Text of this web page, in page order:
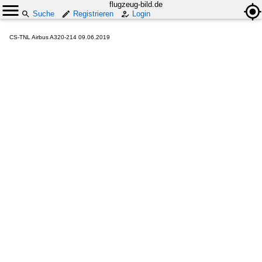
flugzeug-bild.de
Suche
Registrieren Login
CS-TNL Airbus A320-214 09.06.2019